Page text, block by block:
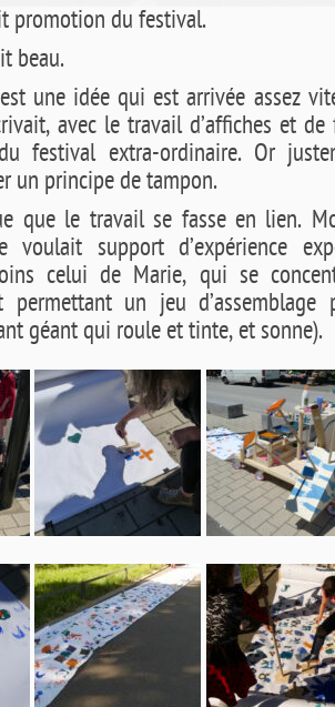
promotion du festival.
beau.
une idée qui est arrivée assez
avec le travail d’affiches et
festival extra-ordinaire. Or
un principe de tampon.
que le travail se fasse en lien.
voulait support d’expérience
celui de Marie, qui se
permettant un jeu
géant qui roule et tinte, et sonne).